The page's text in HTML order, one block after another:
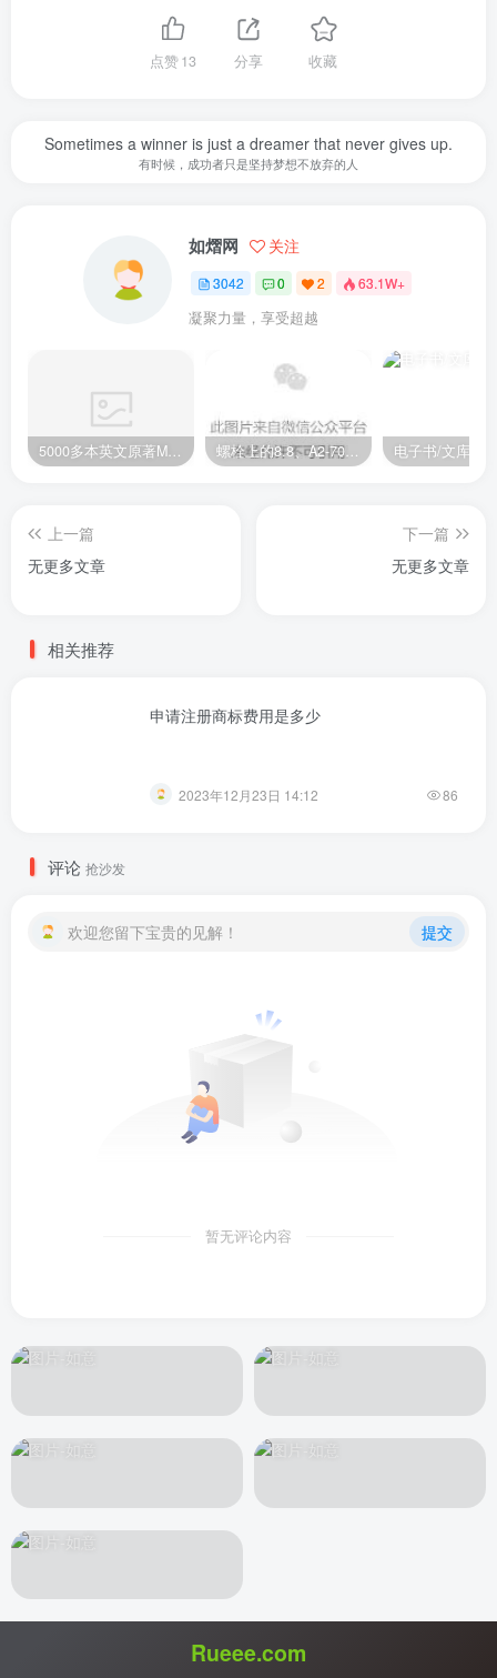
点赞13 分享 收藏
Sometimes a winner is just a dreamer that never gives up.
有时候，成功者只是坚持梦想不放弃的人
如熠网 关注
3042 0 2 63.1W+
凝聚力量，享受超越
5000多本英文原著MOBI+AZW3格式电子书百度云网盘打包下载 螺栓上的8.8、A2-70是什么意思？ 电子书/文库
上一篇
无更多文章
下一篇
无更多文章
相关推荐
申请注册商标费用是多少
2023年12月23日 14:12 86
评论 抢沙发
欢迎您留下宝贵的见解！ 提交
暂无评论内容
Rueee.com